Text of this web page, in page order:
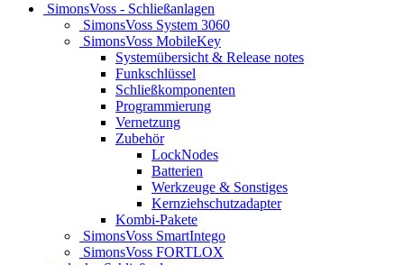
SimonsVoss - Schließanlagen
SimonsVoss System 3060
SimonsVoss MobileKey
Systemübersicht & Release notes
Funkschlüssel
Schließkomponenten
Programmierung
Vernetzung
Zubehör
LockNodes
Batterien
Werkzeuge & Sonstiges
Kernziehschutzadapter
Kombi-Pakete
SimonsVoss SmartIntego
SimonsVoss FORTLOX